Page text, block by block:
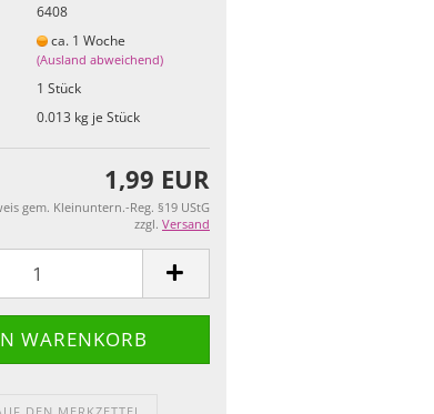
6408
ca. 1 Woche
(Ausland abweichend)
1 Stück
0.013 kg je Stück
1,99 EUR
gem. Kleinuntern.-Reg. §19 UStG
zzgl. Versand